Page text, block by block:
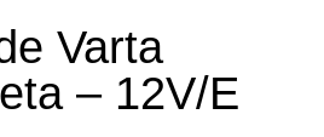
Varta
– 12V/E